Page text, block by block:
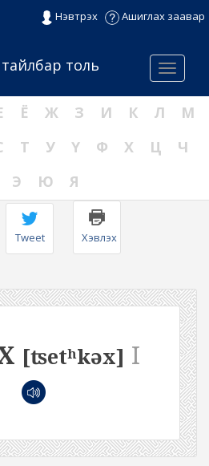
Нэвтрэх Ашиглах заавар
Menu
толь
Ё Ж З И К Л
М
Т У Ү Ф Х Ц
Ч
Э Ю Я
Tweet Хэвлэх
[ʦetʰkəx] I